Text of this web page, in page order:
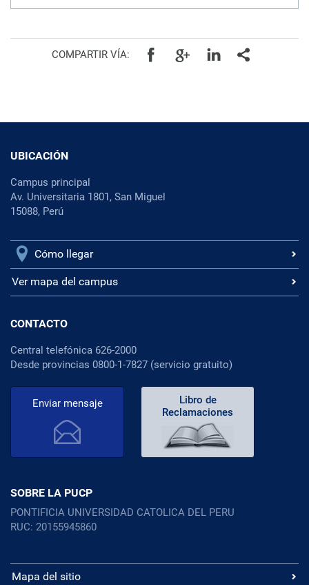
COMPARTIR VÍA:
UBICACIÓN
Campus principal
Av. Universitaria 1801, San Miguel
15088, Perú
Cómo llegar
Ver mapa del campus
CONTACTO
Central telefónica 626-2000
Desde provincias 0800-1-7827 (servicio gratuito)
Enviar mensaje
Libro de
Reclamaciones
SOBRE LA PUCP
PONTIFICIA UNIVERSIDAD CATOLICA DEL PERU
RUC: 20155945860
Mapa del sitio